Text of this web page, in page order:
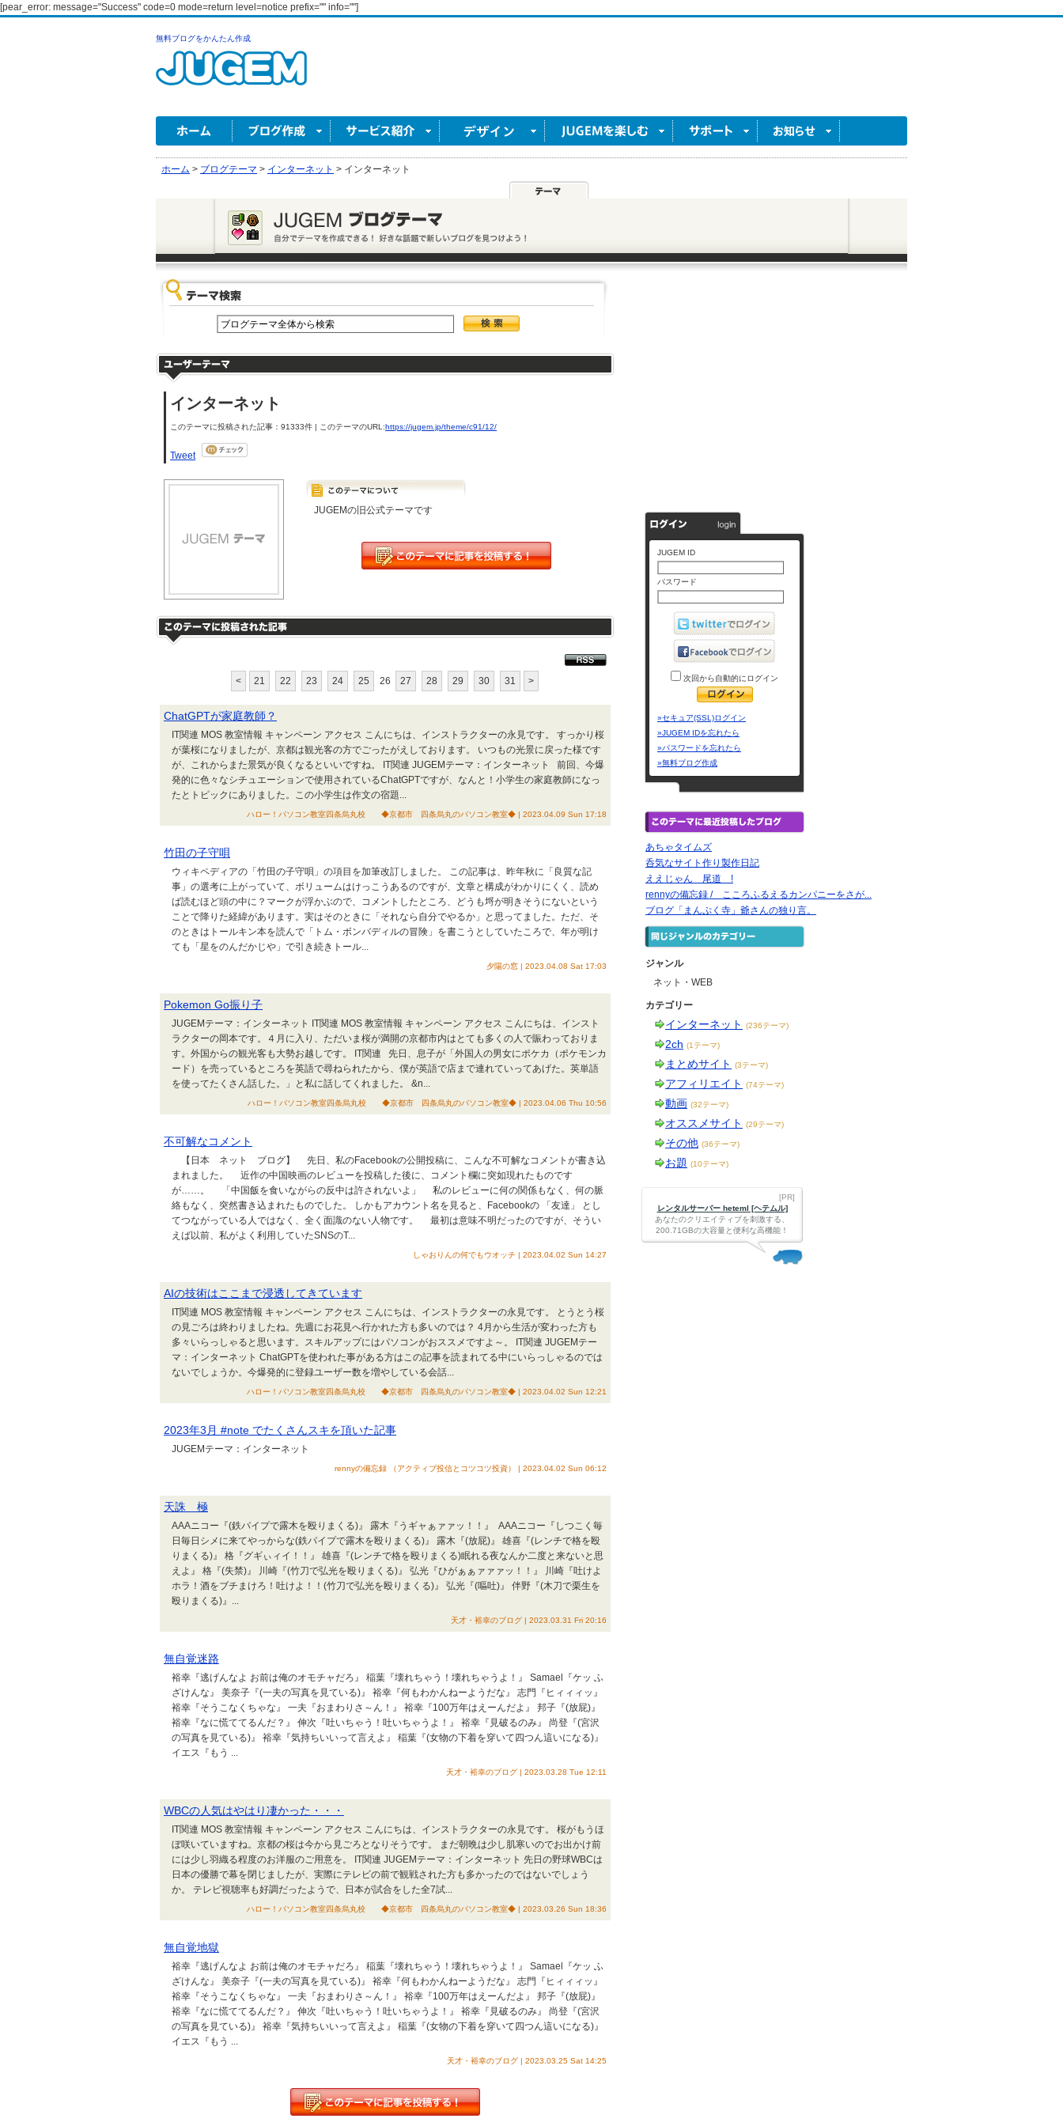
[pear_error: message="Success" code=0 mode=return level=notice prefix="" info=""]
無料ブログをかんたん作成
ホーム > ブログテーマ > インターネット > インターネット
インターネット
このテーマに投稿された記事：91333件 | このテーマのURL:https://jugem.jp/theme/c91/12/
Tweet
JUGEMの旧公式テーマです
< 21 22 23 24 25 26 27 28 29 30 31 >
ChatGPTが家庭教師？
IT関連 MOS 教室情報 キャンペーン アクセス こんにちは、インストラクターの永見です。 すっかり桜
が葉桜になりましたが、京都は観光客の方でごったがえしております。 いつもの光景に戻った様です
が、これからまた景気が良くなるといいですね。 IT関連 JUGEMテーマ：インターネット 前回、今爆
発的に色々なシチュエーションで使用されているChatGPTですが、なんと！小学生の家庭教師になっ
たとトピックにありました。この小学生は作文の宿題...
ハロー！パソコン教室四条烏丸校 ◆京都市 四条烏丸のパソコン教室◆ | 2023.04.09 Sun 17:18
竹田の子守唄
ウィキペディアの「竹田の子守唄」の項目を加筆改訂しました。 この記事は、昨年秋に「良質な記
事」の選考に上がっていて、ボリュームはけっこうあるのですが、文章と構成がわかりにくく、読め
ば読むほど頭の中に？マークが浮かぶので、コメントしたところ、どうも埒が明きそうにないという
ことで降りた経緯があります。実はそのときに「それなら自分でやるか」と思ってました。ただ、そ
のときはトールキン本を読んで「トム・ボンバディルの冒険」を書こうとしていたころで、年が明け
ても「星をのんだかじや」で引き続きトール...
夕陽の窓 | 2023.04.08 Sat 17:03
Pokemon Go振り子
JUGEMテーマ：インターネット IT関連 MOS 教室情報 キャンペーン アクセス こんにちは、インスト
ラクターの岡本です。４月に入り、ただいま桜が満開の京都市内はとても多くの人で賑わっておりま
す。外国からの観光客も大勢お越しです。 IT関連 先日、息子が「外国人の男女にポケカ（ポケモンカ
ード）を売っているところを英語で尋ねられたから、僕が英語で店まで連れていってあげた。英単語
を使ってたくさん話した。」と私に話してくれました。 &n...
ハロー！パソコン教室四条烏丸校 ◆京都市 四条烏丸のパソコン教室◆ | 2023.04.06 Thu 10:56
不可解なコメント
【日本 ネット ブログ】 先日、私のFacebookの公開投稿に、こんな不可解なコメントが書き込
まれました。 近作の中国映画のレビューを投稿した後に、コメント欄に突如現れたものです
が……。 「中国飯を食いながらの反中は許されないよ」 私のレビューに何の関係もなく、何の脈
絡もなく、突然書き込まれたものでした。 しかもアカウント名を見ると、Facebookの 「友達」 とし
てつながっている人ではなく、全く面識のない人物です。 最初は意味不明だったのですが、そうい
えば以前、私がよく利用していたSNSのT...
しゃおりんの何でもウオッチ | 2023.04.02 Sun 14:27
AIの技術はここまで浸透してきています
IT関連 MOS 教室情報 キャンペーン アクセス こんにちは、インストラクターの永見です。 とうとう桜
の見ごろは終わりましたね。先週にお花見へ行かれた方も多いのでは？ 4月から生活が変わった方も
多々いらっしゃると思います。スキルアップにはパソコンがおススメですよ～。 IT関連 JUGEMテー
マ：インターネット ChatGPTを使われた事がある方はこの記事を読まれてる中にいらっしゃるのでは
ないでしょうか。今爆発的に登録ユーザー数を増やしている会話...
ハロー！パソコン教室四条烏丸校 ◆京都市 四条烏丸のパソコン教室◆ | 2023.04.02 Sun 12:21
2023年3月 #note でたくさんスキを頂いた記事
JUGEMテーマ：インターネット
rennyの備忘録 （アクティブ投信とコツコツ投資） | 2023.04.02 Sun 06:12
天誅 極
AAAニコー『(鉄パイプで露木を殴りまくる)』 露木『うギャぁァァッ！！』 AAAニコー『しつこく毎
日毎日シメに来てやっからな(鉄パイプで露木を殴りまくる)』 露木『(放屁)』 雄喜『(レンチで格を殴
りまくる)』 格『グギぃィイ！！』 雄喜『(レンチで格を殴りまくる)眠れる夜なんか二度と来ないと思
えよ』 格『(失禁)』 川崎『(竹刀で弘光を殴りまくる)』 弘光『ひがぁぁァァァッ！！』 川崎『吐けよ
ホラ！酒をブチまけろ！吐けよ！！(竹刀で弘光を殴りまくる)』 弘光『(嘔吐)』 伴野『(木刀で栗生を
殴りまくる)』...
天才・裕幸のブログ | 2023.03.31 Fri 20:16
無自覚迷路
裕幸『逃げんなよ お前は俺のオモチャだろ』 稲葉『壊れちゃう！壊れちゃうよ！』 Samael『ケッ ふ
ざけんな』 美奈子『(一夫の写真を見ている)』 裕幸『何もわかんねーようだな』 志門『ヒィィィッ』
裕幸『そうこなくちゃな』 一夫『おまわりさ～ん！』 裕幸『100万年はえーんだよ』 邦子『(放屁)』
裕幸『なに慌ててるんだ？』 伸次『吐いちゃう！吐いちゃうよ！』 裕幸『見破るのみ』 尚登『(宮沢
の写真を見ている)』 裕幸『気持ちいいって言えよ』 稲葉『(女物の下着を穿いて四つん這いになる)』
イエス『もう ...
天才・裕幸のブログ | 2023.03.28 Tue 12:11
WBCの人気はやはり凄かった・・・
IT関連 MOS 教室情報 キャンペーン アクセス こんにちは、インストラクターの永見です。 桜がもうほ
ぼ咲いていますね。京都の桜は今から見ごろとなりそうです。 まだ朝晩は少し肌寒いのでお出かけ前
には少し羽織る程度のお洋服のご用意を。 IT関連 JUGEMテーマ：インターネット 先日の野球WBCは
日本の優勝で幕を閉じましたが、実際にテレビの前で観戦された方も多かったのではないでしょう
か。 テレビ視聴率も好調だったようで、日本が試合をした全7試...
ハロー！パソコン教室四条烏丸校 ◆京都市 四条烏丸のパソコン教室◆ | 2023.03.26 Sun 18:36
無自覚地獄
裕幸『逃げんなよ お前は俺のオモチャだろ』 稲葉『壊れちゃう！壊れちゃうよ！』 Samael『ケッ ふ
ざけんな』 美奈子『(一夫の写真を見ている)』 裕幸『何もわかんねーようだな』 志門『ヒィィィッ』
裕幸『そうこなくちゃな』 一夫『おまわりさ～ん！』 裕幸『100万年はえーんだよ』 邦子『(放屁)』
裕幸『なに慌ててるんだ？』 伸次『吐いちゃう！吐いちゃうよ！』 裕幸『見破るのみ』 尚登『(宮沢
の写真を見ている)』 裕幸『気持ちいいって言えよ』 稲葉『(女物の下着を穿いて四つん這いになる)』
イエス『もう ...
天才・裕幸のブログ | 2023.03.25 Sat 14:25
JUGEM ID
パスワード
次回から自動的にログイン
»セキュア(SSL)ログイン
»JUGEM IDを忘れたら
»パスワードを忘れたら
»無料ブログ作成
あちゃタイムズ
呑気なサイト作り製作日記
ええじゃん 尾道 !
rennyの備忘録 / こころふるえるカンパニーをさが...
ブログ「まんぷく寺」爺さんの独り言。
ジャンル
ネット・WEB
カテゴリー
インターネット (236テーマ)
2ch (1テーマ)
まとめサイト (3テーマ)
アフィリエイト (74テーマ)
動画 (32テーマ)
オススメサイト (29テーマ)
その他 (36テーマ)
お題 (10テーマ)
[PR]
レンタルサーバー heteml [ヘテムル]
あなたのクリエイティブを刺激する、
200.71GBの大容量と便利な高機能！